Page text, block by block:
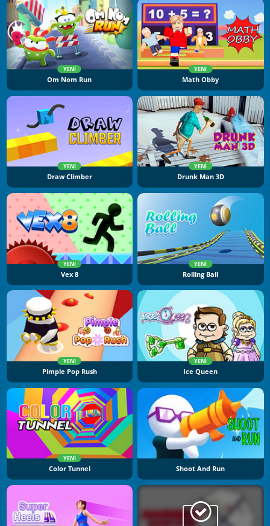
YENI
Om Nom Run
YENI
Math Obby
YENI
Draw Climber
YENI
Drunk Man 3D
YENI
Vex 8
YENI
Rolling Ball
YENI
Pimple Pop Rush
YENI
Ice Queen
YENI
Color Tunnel Shoot And Run